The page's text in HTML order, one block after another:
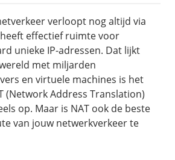
verloopt nog altijd via
effectief ruimte voor
unieke IP-adressen. Dat lijkt
met miljarden
en virtuele machines is het
(Network Address Translation)
op. Maar is NAT ook de beste
van jouw netwerkverkeer te